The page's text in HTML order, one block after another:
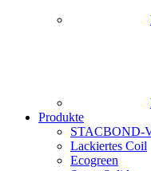
Produkte
STACBOND-
Lackiertes Coil
Ecogreen